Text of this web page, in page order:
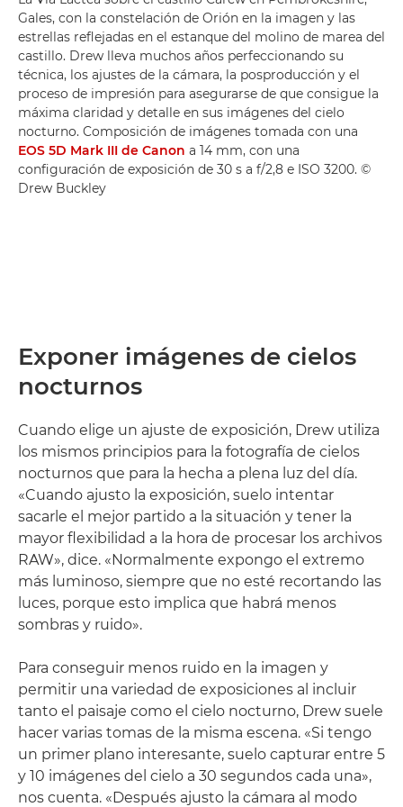
Gales, con la constelación de Orión en la imagen y las
estrellas reflejadas en el estanque del molino de marea del
castillo. Drew lleva muchos años perfeccionando su
técnica, los ajustes de la cámara, la posproducción y el
proceso de impresión para asegurarse de que consigue la
máxima claridad y detalle en sus imágenes del cielo
nocturno. Composición de imágenes tomada con una
EOS 5D Mark III de Canon a 14 mm, con una
configuración de exposición de 30 s a f/2,8 e ISO 3200. ©
Drew Buckley
Exponer imágenes de cielos
nocturnos
Cuando elige un ajuste de exposición, Drew utiliza
los mismos principios para la fotografía de cielos
nocturnos que para la hecha a plena luz del día.
«Cuando ajusto la exposición, suelo intentar
sacarle el mejor partido a la situación y tener la
mayor flexibilidad a la hora de procesar los archivos
RAW», dice. «Normalmente expongo el extremo
más luminoso, siempre que no esté recortando las
luces, porque esto implica que habrá menos
sombras y ruido».
Para conseguir menos ruido en la imagen y
permitir una variedad de exposiciones al incluir
tanto el paisaje como el cielo nocturno, Drew suele
hacer varias tomas de la misma escena. «Si tengo
un primer plano interesante, suelo capturar entre 5
y 10 imágenes del cielo a 30 segundos cada una»,
nos cuenta. «Después ajusto la cámara al modo